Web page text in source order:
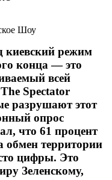
Шоу
киевский режим
конца — это
всей
Spectator
разрушают этот
опрос
что 61 процент
обмен территории
цифры. Это
Зеленскому,